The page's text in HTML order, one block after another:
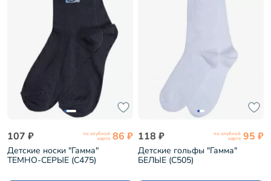
107 ₽ по клубной
карте 86 ₽
Детские носки "Гамма"
ТЕМНО-СЕРЫЕ (С475)
118 ₽ по клубной
карте 95 ₽
Детские гольфы "Гамма"
БЕЛЫЕ (С505)